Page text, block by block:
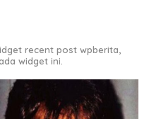
recent post wpberita,
widget ini.